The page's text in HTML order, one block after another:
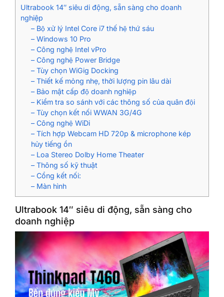
Ultrabook 14″ siêu di động, sẵn sàng cho doanh
nghiệp
– Bộ xử lý Intel Core i7 thế hệ thứ sáu
– Windows 10 Pro
– Công nghệ Intel vPro
– Công nghệ Power Bridge
– Tùy chọn WiGig Docking
– Thiết kế mỏng nhẹ, thời lượng pin lâu dài
– Bảo mật cấp độ doanh nghiệp
– Kiểm tra so sánh với các thông số của quân đội
– Tùy chọn kết nối WWAN 3G/4G
– Công nghệ WiDi
– Tích hợp Webcam HD 720p & microphone kép
hủy tiếng ồn
– Loa Stereo Dolby Home Theater
– Thông số kỹ thuật
– Cổng kết nối:
– Màn hình
Ultrabook 14″ siêu di động, sẵn sàng cho
doanh nghiệp